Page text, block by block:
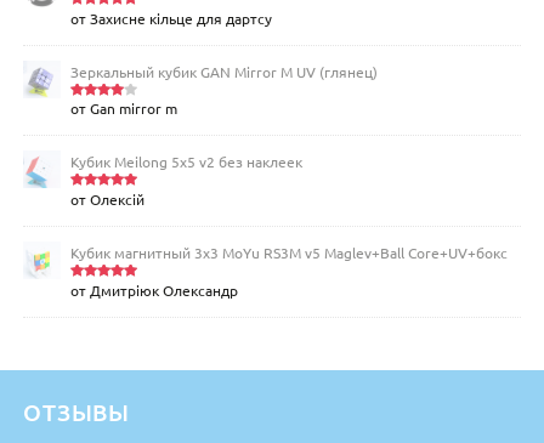
Оценка5
от Захисне кільце для дартсу
Зеркальный кубик GAN Mirror M UV (глянец)
Оценка
от Gan mirror m
Кубик Meilong 5x5 v2 без наклеек
Оценка5
от Олексій
Кубик магнитный 3х3 MoYu RS3M v5 Maglev+Ball Core+UV+бокс
Оценка5
от Дмитріюк Олександр
ОТЗЫВЫ